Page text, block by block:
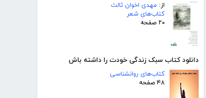
از: مهدی اخوان ثالث
کتاب‌های شعر
۲۰ صفحه
دانلود کتاب سبک زندگی خودت را داشته باش
کتاب‌های روانشناسی
۴۸ صفحه